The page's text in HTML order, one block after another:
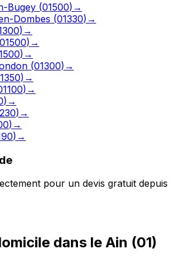
Bugey (01500) →
Dombes (01330) →
) →
01500) →
) →
(01300) →
) →
) →
) →
) →
) →
) →
pour un devis gratuit depuis
dans le Ain (01)